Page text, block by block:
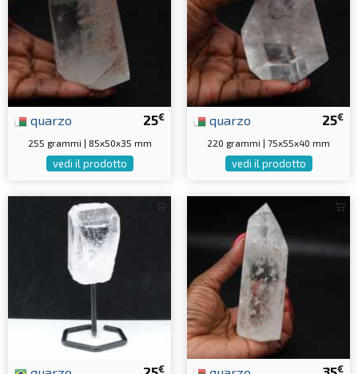
25€
quarzo
255 grammi | 85x50x35 mm
vedi il prodotto
25€
quarzo
220 grammi | 75x55x40 mm
vedi il prodotto
€ €